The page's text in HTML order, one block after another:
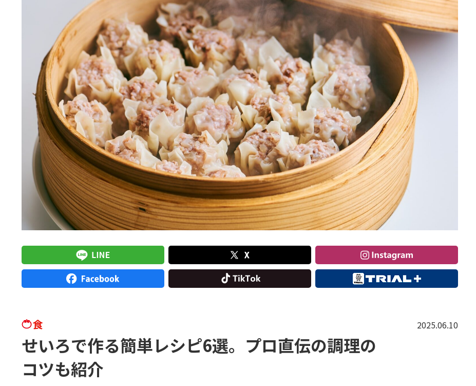
食 2025.06.10
せいろで作る簡単レシピ6選。プロ直伝の調理の
コツも紹介